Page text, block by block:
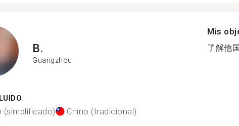
B.
Guangzhou
(simplificado) Chino (tradicional)
Mis
了解他